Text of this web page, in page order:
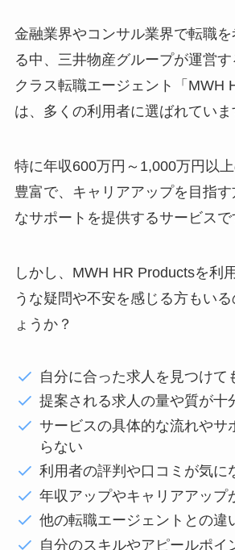
金融業界やコンサル業界で転職を
る中、三井物産グループが運営
クラス転職エージェント「MWH
は、多くの利用者に選ばれていま
特に年収600万円～1,000万円以
豊富で、キャリアアップを目指
なサポートを提供するサービスで
しかし、MWH HR Productsを利
うな疑問や不安を感じる方もい
ょうか？
自分に合った求人を見つけて
提案される求人の量や質が十
サービスの具体的な流れやサ
らない
利用者の評判や口コミが気に
年収アップやキャリアアップ
他の転職エージェントとの違
自分のスキルやアピールポイ